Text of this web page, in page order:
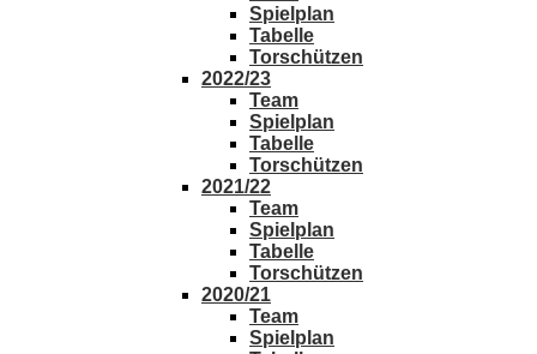
Spielplan
Tabelle
Torschützen
2022/23
Team
Spielplan
Tabelle
Torschützen
2021/22
Team
Spielplan
Tabelle
Torschützen
2020/21
Team
Spielplan